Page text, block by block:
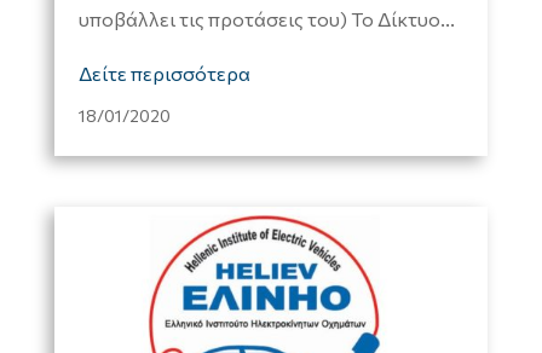
18/01/2020
υποβάλλει τις προτάσεις του) Το Δίκτυο...
Δείτε περισσότερα